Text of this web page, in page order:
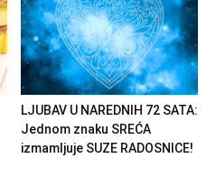
LJUBAV U NAREDNIH 72 SATA:
Jednom znaku SREĆA
izmamljuje SUZE RADOSNICE!